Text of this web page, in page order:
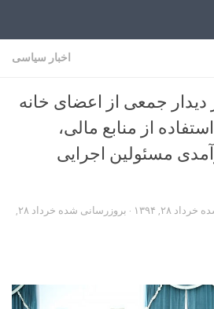
اخبار سیاسی
دیدار جمعی از اعضای خانه
از منابع مالی،
مسئولین اجرایی
خرداد ۲۸, ۱۳۹۴ · بروزرسانی شده
خرداد ۲۸,